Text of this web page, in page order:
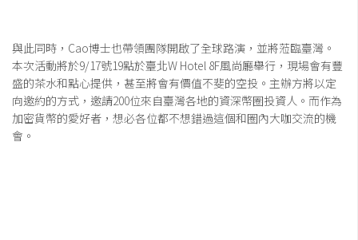
與此同時，Cao博士也帶領團隊開啟了全球路演，並將蒞臨臺灣。
本次活動將於9/17號19點於臺北W Hotel 8F風尚廳舉行，現場會有豐
盛的茶水和點心提供，甚至將會有價值不斐的空投。主辦方將以定
向邀約的方式，邀請200位來自臺灣各地的資深幣圈投資人。而作為
加密貨幣的愛好者，想必各位都不想錯過這個和圈內大咖交流的機
會。